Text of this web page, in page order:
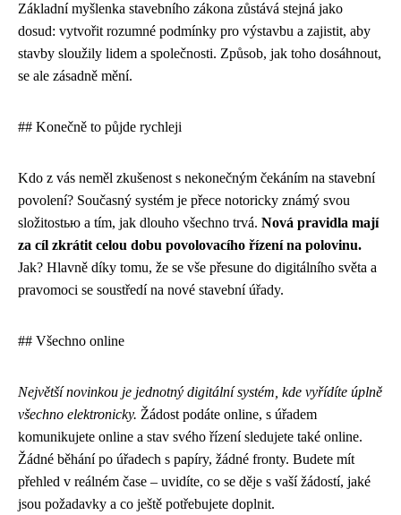
Základní myšlenka stavebního zákona zůstává stejná jako
dosud: vytvořit rozumné podmínky pro výstavbu a zajistit, aby
stavby sloužily lidem a společnosti. Způsob, jak toho dosáhnout,
se ale zásadně mění.
## Konečně to půjde rychleji
Kdo z vás neměl zkušenost s nekonečným čekáním na stavební
povolení? Současný systém je přece notoricky známý svou
složitostью a tím, jak dlouho všechno trvá. Nová pravidla mají
za cíl zkrátit celou dobu povolovacího řízení na polovinu.
Jak? Hlavně díky tomu, že se vše přesune do digitálního světa a
pravomoci se soustředí na nové stavební úřady.
## Všechno online
Největší novinkou je jednotný digitální systém, kde vyřídíte úplně
všechno elektronicky. Žádost podáte online, s úřadem
komunikujete online a stav svého řízení sledujete také online.
Žádné běhání po úřadech s papíry, žádné fronty. Budete mít
přehled v reálném čase – uvidíte, co se děje s vaší žádostí, jaké
jsou požadavky a co ještě potřebujete doplnit.